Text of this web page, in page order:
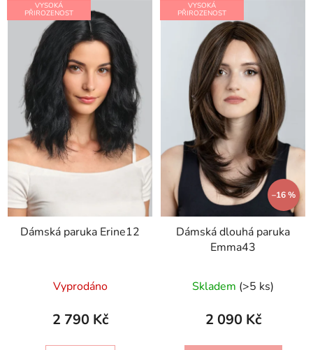
VYSOKÁ
PŘIROZENOST
Dámská paruka Erine12
Vyprodáno
2 790 Kč
VYSOKÁ
PŘIROZENOST
–16 %
Dámská dlouhá paruka
Emma43
Skladem (>5 ks)
2 090 Kč